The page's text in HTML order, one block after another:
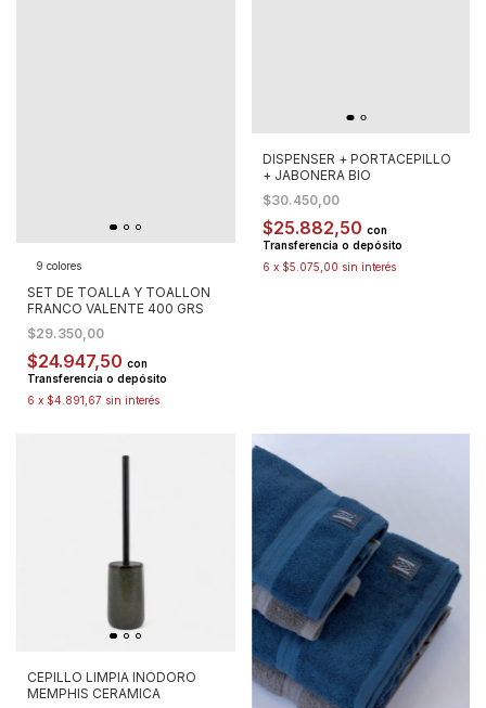
9 colores
SET DE TOALLA Y TOALLON
FRANCO VALENTE 400 GRS
$29.350,00
$24.947,50 con
Transferencia o depósito
6 x $4.891,67 sin interés
DISPENSER + PORTACEPILLO
+ JABONERA BIO
$30.450,00
$25.882,50 con
Transferencia o depósito
6 x $5.075,00 sin interés
CEPILLO LIMPIA INODORO
MEMPHIS CERAMICA